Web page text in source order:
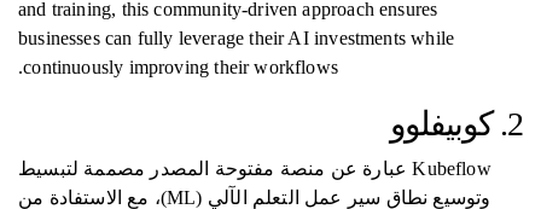
and training, this community-driven approach ensures
businesses can fully leverage their AI investments while
continuously improving their workflows.
2. كوبيفلوو
Kubeflow عبارة عن منصة مفتوحة المصدر مصممة لتبسيط
وتوسيع نطاق سير عمل التعلم الآلي (ML)، مع الاستفادة من